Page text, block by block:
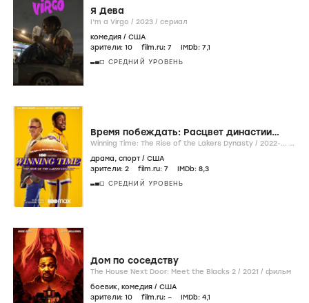
Я Дева
I’m a Virgo / 2023 / сериал
комедия / США
зрители: 10 film.ru: 7 IMDb: 7,1
СРЕДНИЙ УРОВЕНЬ
Время побеждать: Расцвет династии
Лейкерс
Winning Time: The Rise of the Lakers Dynasty / 2022-... /
драма, спорт / США
зрители: 2 film.ru: 7 IMDb: 8,3
СРЕДНИЙ УРОВЕНЬ
Дом по соседству
The House Next Door: Meet the Blacks 2 / 2021 / фильм
боевик, комедия / США
зрители: 10 film.ru: – IMDb: 4,1